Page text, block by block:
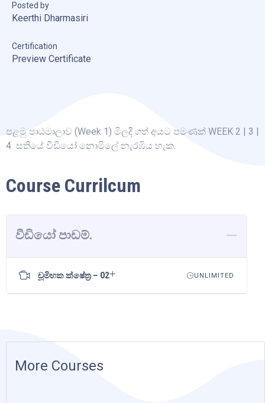
Posted by
Keerthi Dharmasiri
Certification
Preview Certificate
පළමු පාඨමාලාව (Week 1) මිලදී ගත් අයට පමණක් WEEK 2 | 3 |
4 සතියේ වීඩියෝ නොමිලේ නැරඹිය හැක.
Course Currilcum
වීඩියෝ පාඩම්.
චූමිභක ක්ෂේත්‍ර – 02 UNLIMITED
More Courses